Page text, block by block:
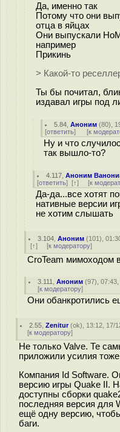
Да, именно так
Потому что они
отца в яйцах
Они выпускали
например
Прикинь
> Какой-то
Ты бы почитал,
издавал игры под
5.84 ,Аноним (80),
[ответить] [к
Ну и что
так вышло-то?
4.117 ,Аноним
[ответить] [↑] [к
Да-да...все хотят
нативные версии
не хотим слышать
3.104 ,Аноним (101),
[↑] [к модератору]
CroTeam мимоходом
3.111 ,Аноним (97),
[к модератору]
Они обанкротились
2.55 ,Zenitur(ok), 13:12, 17/
[к модератору]
Не только Valve. Те
приложили усилия
Компания Id Software.
версию игры Quake II.
доступны сборки
последняя версия для
ещё одну версию,
баги.